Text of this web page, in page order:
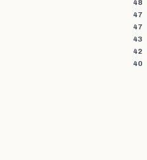
48
47
47
43
42
40